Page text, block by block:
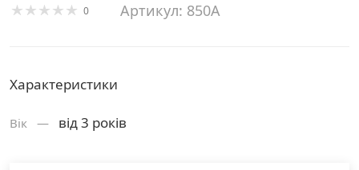
0 Артикул: 850A
Характеристики
Вік — від 3 років